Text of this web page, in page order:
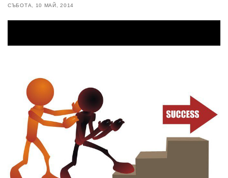
СЪБОТА, 10 МАЙ, 2014